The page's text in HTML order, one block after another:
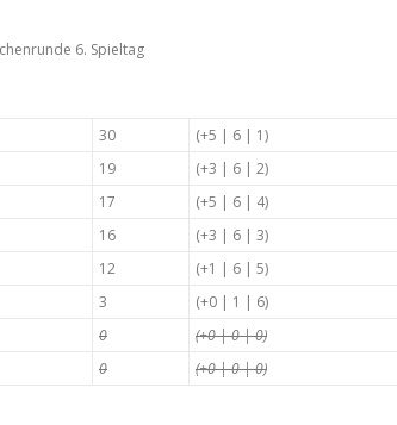
6. Spieltag
30 (+5 | 6 | 1)
19 (+3 | 6 | 2)
17 (+5 | 6 | 4)
16 (+3 | 6 | 3)
12 (+1 | 6 | 5)
3 (+0 | 1 | 6)
0 (+0 | 0 | 0)
0 (+0 | 0 | 0)